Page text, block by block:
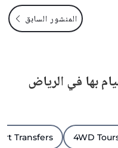
المنشور السابق
بها في الرياض
4WD
Transfers